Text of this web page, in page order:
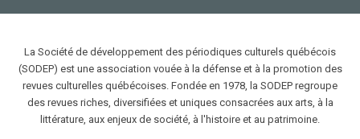
La Société de développement des périodiques culturels québécois
(SODEP) est une association vouée à la défense et à la promotion des
revues culturelles québécoises. Fondée en 1978, la SODEP regroupe
des revues riches, diversifiées et uniques consacrées aux arts, à la
littérature, aux enjeux de société, à l'histoire et au patrimoine.